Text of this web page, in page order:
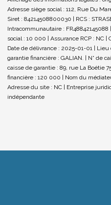
Adresse siège social : 112, Rue Du
Siret : 84214508800030 | RCS :
Intracommunautaire :
social : 10 000 | Assurance RCP : NC |
Date de délivrance : 2025-01-01 | Lieu
garantie financière : GALIAN. | N° de
caisse de garantie : 89, rue La Boétie
financière : 120 000 | Nom du
Adresse du site : NC | Entreprise
indépendante